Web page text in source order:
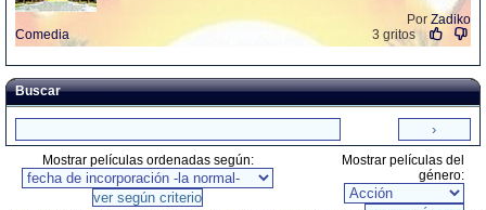
Por Zadiko
Comedia
3 gritos
Buscar
Mostrar películas ordenadas según:
Mostrar películas del
género: